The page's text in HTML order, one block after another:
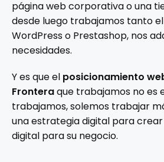
página web corporativa o una
desde luego trabajamos tanto el
WordPress o Prestashop, nos
necesidades.
Y es que el posicionamiento
Fronteraque trabajamos no es
trabajamos, solemos trabajar
una estrategia digital para
digital para su negocio.